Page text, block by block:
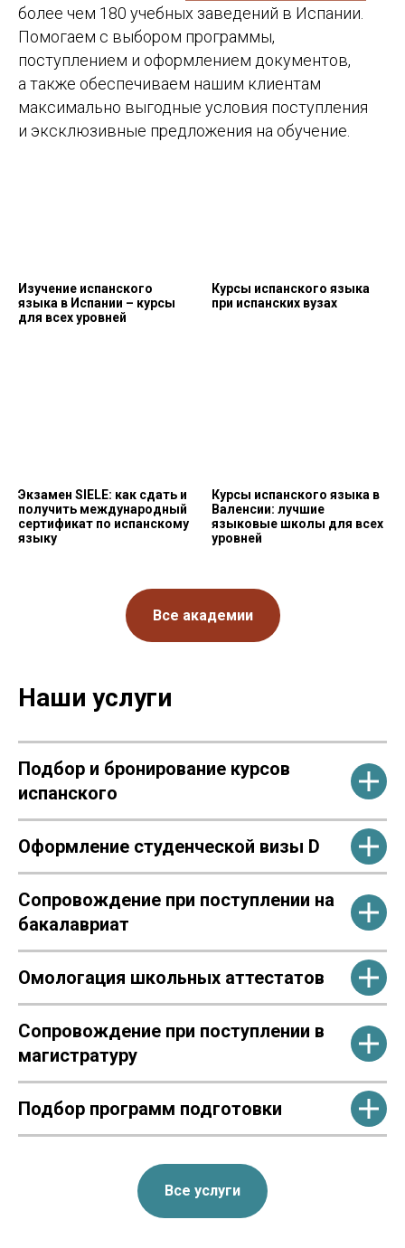
более чем 180 учебных заведений в Испании.
Помогаем с выбором программы,
поступлением и оформлением документов,
а также обеспечиваем нашим клиентам
максимально выгодные условия поступления
и эксклюзивные предложения на обучение.
Изучение испанского
языка в Испании – курсы
для всех уровней
Курсы испанского языка
при испанских вузах
Экзамен SIELE: как сдать и
получить международный
сертификат по испанскому
языку
Курсы испанского языка в
Валенсии: лучшие
языковые школы для всех
уровней
Все академии
Наши услуги
Подбор и бронирование курсов
испанского
Оформление студенческой визы D
Сопровождение при поступлении на
бакалавриат
Омологация школьных аттестатов
Сопровождение при поступлении в
магистратуру
Подбор программ подготовки
Все услуги